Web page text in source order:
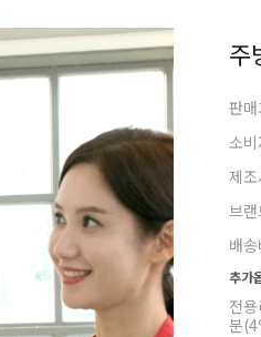
주
판매
소
제
브랜
배송
추가
전
분(4